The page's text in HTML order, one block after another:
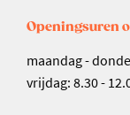
Openingsuren
maandag -
vrijdag: 8.30 -